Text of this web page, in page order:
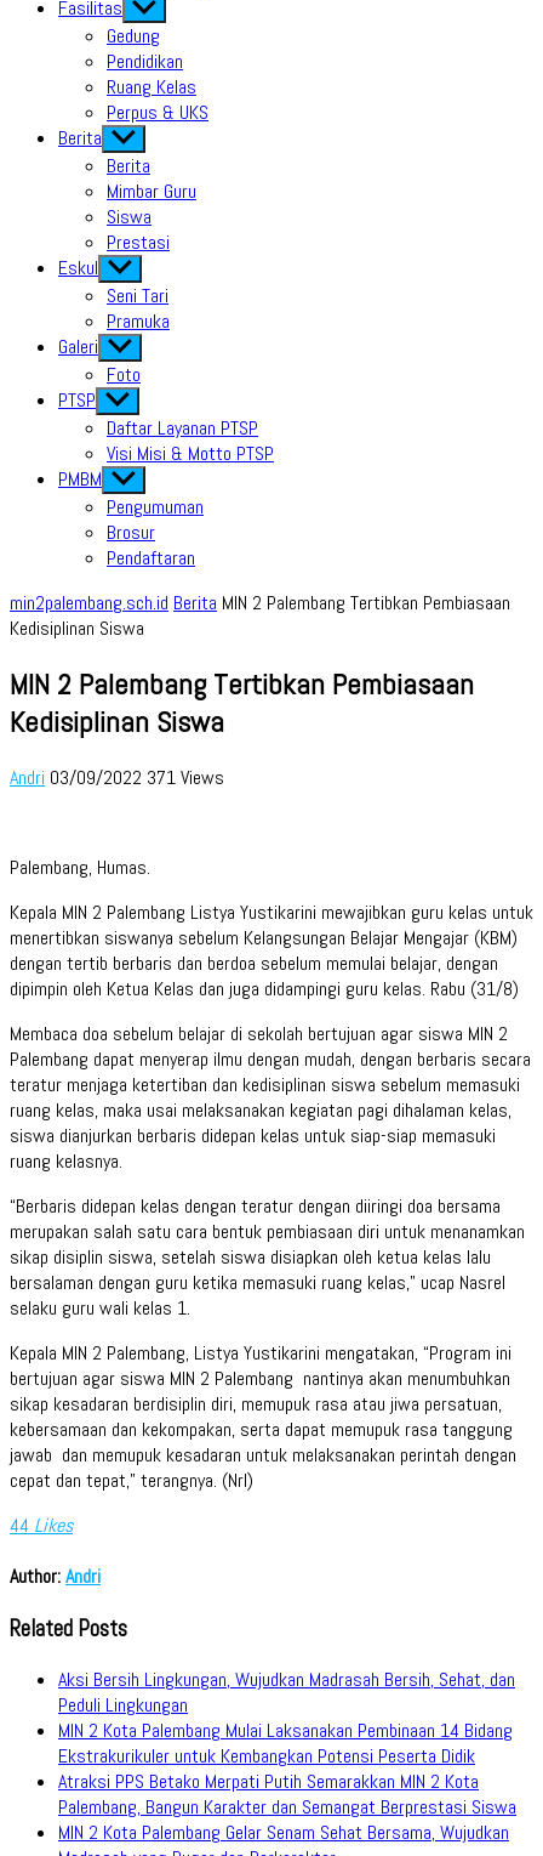
Fasilitas Show
sub
menu
Gedung
Pendidikan
Ruang Kelas
Perpus & UKS
Berita Show
sub
menu
Berita
Mimbar Guru
Siswa
Prestasi
Eskul Show
sub
menu
Seni Tari
Pramuka
Galeri Show
sub
menu
Foto
PTSP Show
sub
menu
Daftar Layanan PTSP
Visi Misi & Motto PTSP
PMBM Show
sub
menu
Pengumuman
Brosur
Pendaftaran
min2palembang.sch.id Berita MIN 2 Palembang Tertibkan Pembiasaan
Kedisiplinan Siswa
MIN 2 Palembang Tertibkan Pembiasaan
Kedisiplinan Siswa
Andri 03/09/2022 371 Views
Palembang, Humas.
Kepala MIN 2 Palembang Listya Yustikarini mewajibkan guru kelas untuk
menertibkan siswanya sebelum Kelangsungan Belajar Mengajar (KBM)
dengan tertib berbaris dan berdoa sebelum memulai belajar, dengan
dipimpin oleh Ketua Kelas dan juga didampingi guru kelas. Rabu (31/8)
Membaca doa sebelum belajar di sekolah bertujuan agar siswa MIN 2
Palembang dapat menyerap ilmu dengan mudah, dengan berbaris secara
teratur menjaga ketertiban dan kedisiplinan siswa sebelum memasuki
ruang kelas, maka usai melaksanakan kegiatan pagi dihalaman kelas,
siswa dianjurkan berbaris didepan kelas untuk siap-siap memasuki
ruang kelasnya.
“Berbaris didepan kelas dengan teratur dengan diiringi doa bersama
merupakan salah satu cara bentuk pembiasaan diri untuk menanamkan
sikap disiplin siswa, setelah siswa disiapkan oleh ketua kelas lalu
bersalaman dengan guru ketika memasuki ruang kelas,” ucap Nasrel
selaku guru wali kelas 1.
Kepala MIN 2 Palembang, Listya Yustikarini mengatakan, “Program ini
bertujuan agar siswa MIN 2 Palembang nantinya akan menumbuhkan
sikap kesadaran berdisiplin diri, memupuk rasa atau jiwa persatuan,
kebersamaan dan kekompakan, serta dapat memupuk rasa tanggung
jawab dan memupuk kesadaran untuk melaksanakan perintah dengan
cepat dan tepat,” terangnya. (Nrl)
44 Likes
Author:Andri
Related Posts
Aksi Bersih Lingkungan, Wujudkan Madrasah Bersih, Sehat, dan
Peduli Lingkungan
MIN 2 Kota Palembang Mulai Laksanakan Pembinaan 14 Bidang
Ekstrakurikuler untuk Kembangkan Potensi Peserta Didik
Atraksi PPS Betako Merpati Putih Semarakkan MIN 2 Kota
Palembang, Bangun Karakter dan Semangat Berprestasi Siswa
MIN 2 Kota Palembang Gelar Senam Sehat Bersama, Wujudkan